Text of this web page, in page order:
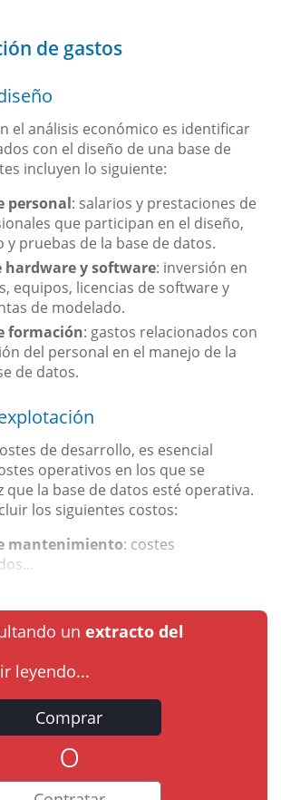
de gastos
el análisis económico es identificar
con el diseño de una base de
incluyen lo siguiente:
personal: salarios y prestaciones de
que participan en el diseño,
y pruebas de la base de datos.
hardware y software: inversión en
equipos, licencias de software y
de modelado.
formación: gastos relacionados con
del personal en el manejo de la
de datos.
de desarrollo, es esencial
operativos en los que se
que la base de datos esté operativa.
los siguientes costos:
mantenimiento: costes
un extracto del
leyendo...
Comprar
o